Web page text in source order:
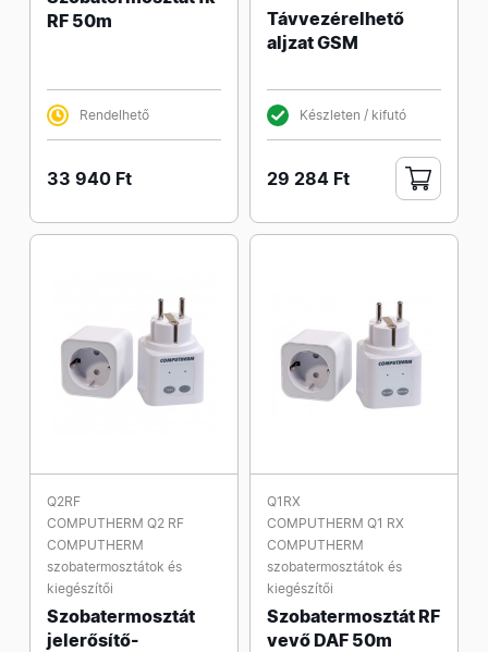
RF 50m
Rendelhető
33 940 Ft
Távvezérelhető
aljzat GSM
Készleten / kifutó
29 284 Ft
Q2RF
COMPUTHERM Q2 RF
COMPUTHERM
szobatermosztátok és
kiegészítői
Szobatermosztát
jelerősítő-
Q1RX
COMPUTHERM Q1 RX
COMPUTHERM
szobatermosztátok és
kiegészítői
Szobatermosztát RF
vevő DAF 50m